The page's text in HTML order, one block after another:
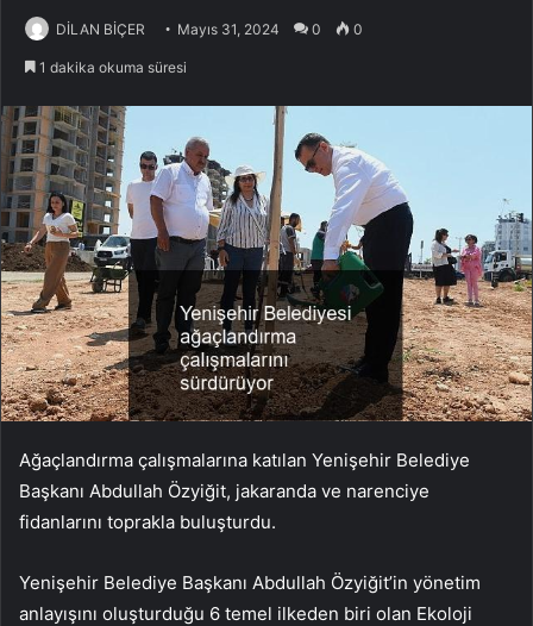
DİLAN BİÇER Mayıs 31, 2024 0 0
1 dakika okuma süresi
Ağaçlandırma çalışmalarına katılan Yenişehir Belediye
Başkanı Abdullah Özyiğit, jakaranda ve narenciye
fidanlarını toprakla buluşturdu.
Yenişehir Belediye Başkanı Abdullah Özyiğit’in yönetim
anlayışını oluşturduğu 6 temel ilkeden biri olan Ekoloji